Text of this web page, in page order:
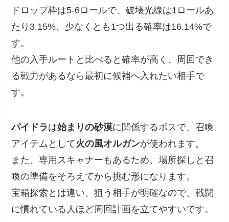
ドロップ枠は5-6ロールで、破壊光線は1ロールあ
たり3.15%、少なくとも1つ出る確率は16.14%で
す。
他の入手ルートと比べると確率が高く、周回でき
る戦力があるなら最初に候補へ入れたい相手で
す。
パイドラは始まりの砂漠に関係するボスで、召喚
アイテムとして火の風オルガンが使われます。
また、専用スキャナーもあるため、場所探しと召
喚の準備をそろえてから挑む形になります。
宝箱探索とは違い、狙う相手が明確なので、戦闘
に慣れている人ほど周回計画を立てやすいです。